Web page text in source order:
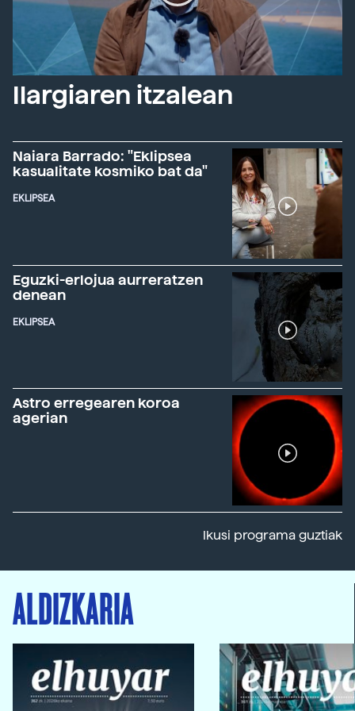
Ilargiaren itzalean
Naiara Barrado: "Eklipsea
kasualitate kosmiko bat da"
EKLIPSEA
Eguzki-erlojua aurreratzen
denean
EKLIPSEA
Astro erregearen koroa
agerian
Ikusi programa guztiak
ALDIZKARIA